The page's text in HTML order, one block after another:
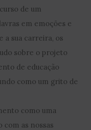
de um
em emoções e
a sua carreira, os
sobre o projeto
de educação
como um grito de
como uma
as nossas